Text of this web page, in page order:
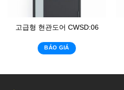
고급형 현관도어 CWSD:06
BÁO GIÁ